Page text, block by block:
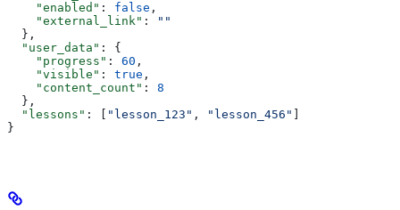
    "enabled"
: false ,
    "external_link"
:
""
  },
  "user_data"
: {
    "progress"
: 60 ,
    "visible"
: true ,
    "content_count"
: 8
  },
  "lessons"
: [ "lesson_123" , "lesson_456"
}